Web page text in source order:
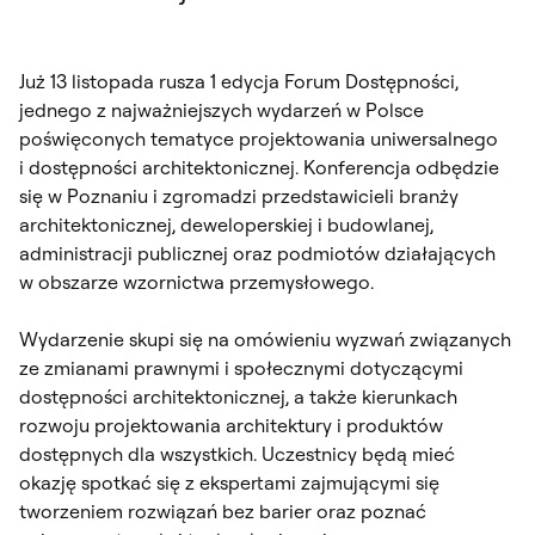
Już 13 listopada rusza 1 edycja Forum Dostępności,
jednego z najważniejszych wydarzeń w Polsce
poświęconych tematyce projektowania uniwersalnego
i dostępności architektonicznej. Konferencja odbędzie
się w Poznaniu i zgromadzi przedstawicieli branży
architektonicznej, deweloperskiej i budowlanej,
administracji publicznej oraz podmiotów działających
w obszarze wzornictwa przemysłowego.
Wydarzenie skupi się na omówieniu wyzwań związanych
ze zmianami prawnymi i społecznymi dotyczącymi
dostępności architektonicznej, a także kierunkach
rozwoju projektowania architektury i produktów
dostępnych dla wszystkich. Uczestnicy będą mieć
okazję spotkać się z ekspertami zajmującymi się
tworzeniem rozwiązań bez barier oraz poznać